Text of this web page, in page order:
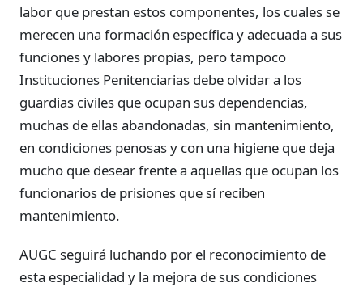
labor que prestan estos componentes, los cuales se
merecen una formación específica y adecuada a sus
funciones y labores propias, pero tampoco
Instituciones Penitenciarias debe olvidar a los
guardias civiles que ocupan sus dependencias,
muchas de ellas abandonadas, sin mantenimiento,
en condiciones penosas y con una higiene que deja
mucho que desear frente a aquellas que ocupan los
funcionarios de prisiones que sí reciben
mantenimiento.
AUGC seguirá luchando por el reconocimiento de
esta especialidad y la mejora de sus condiciones